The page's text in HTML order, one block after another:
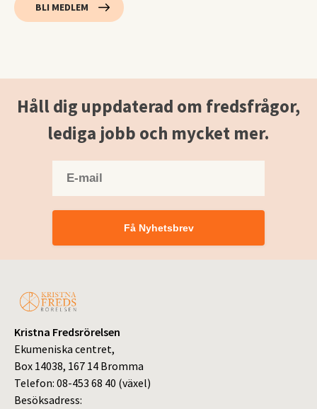
BLI MEDLEM
Håll dig uppdaterad om fredsfrågor,
lediga jobb och mycket mer.
Få Nyhetsbrev
Kristna Fredsrörelsen
Ekumeniska centret,
Box 14038, 167 14 Bromma
Telefon: 08-453 68 40 (växel)
Besöksadress: